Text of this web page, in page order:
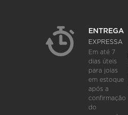
ENTREGA
EXPRESSA
Em até 7
dias úteis
para joias
em estoque
após a
confirmação
do